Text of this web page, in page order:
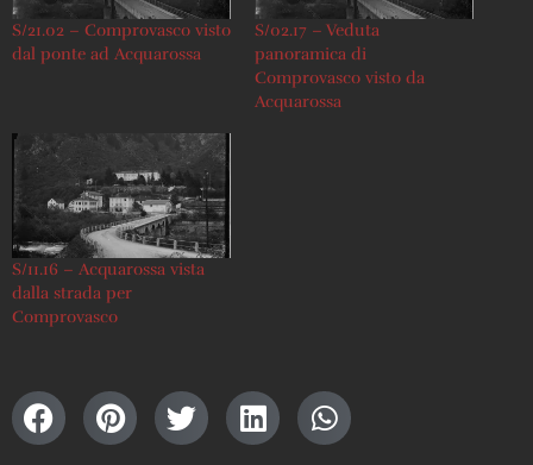
S/21.02 – Comprovasco visto
dal ponte ad Acquarossa
S/02.17 – Veduta
panoramica di
Comprovasco visto da
Acquarossa
S/11.16 – Acquarossa vista
dalla strada per
Comprovasco